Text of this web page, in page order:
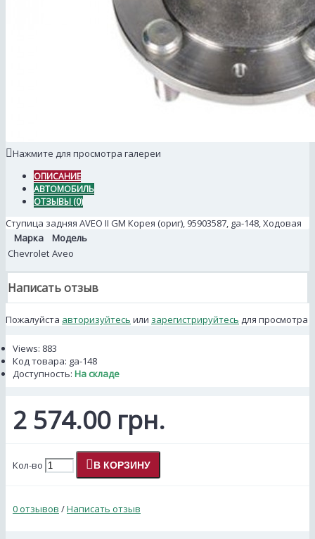
Нажмите для просмотра галереи
ОПИСАНИЕ
АВТОМОБИЛЬ
ОТЗЫВЫ (0)
Ступица задняя AVEO II GM Корея (ориг), 95903587, ga-148, Ходовая
Марка
Модель
Chevrolet Aveo
Написать отзыв
Пожалуйста авторизуйтесь или зарегистрируйтесь для просмотра
Views: 883
Код товара: ga-148
Доступность: На складе
2 574.00 грн.
Кол-во В КОРЗИНУ
0 отзывов /Написать отзыв